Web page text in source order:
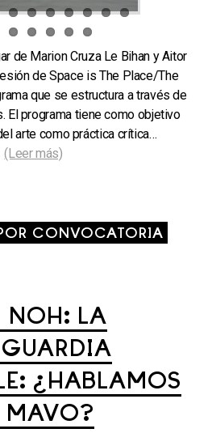
de Marion Cruza Le Bihan y Aitor
de Space is The Place/The
que se estructura a través de
El programa tiene como objetivo
arte como práctica crítica…
(Leer más)
CONVOCATORIA
NOH: LA
¿HABLAMOS
MAVO?